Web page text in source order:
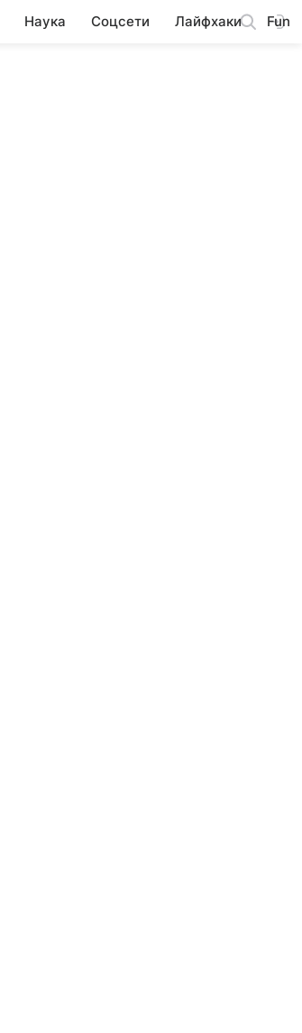
Наука Соцсети Лайфхаки Fun